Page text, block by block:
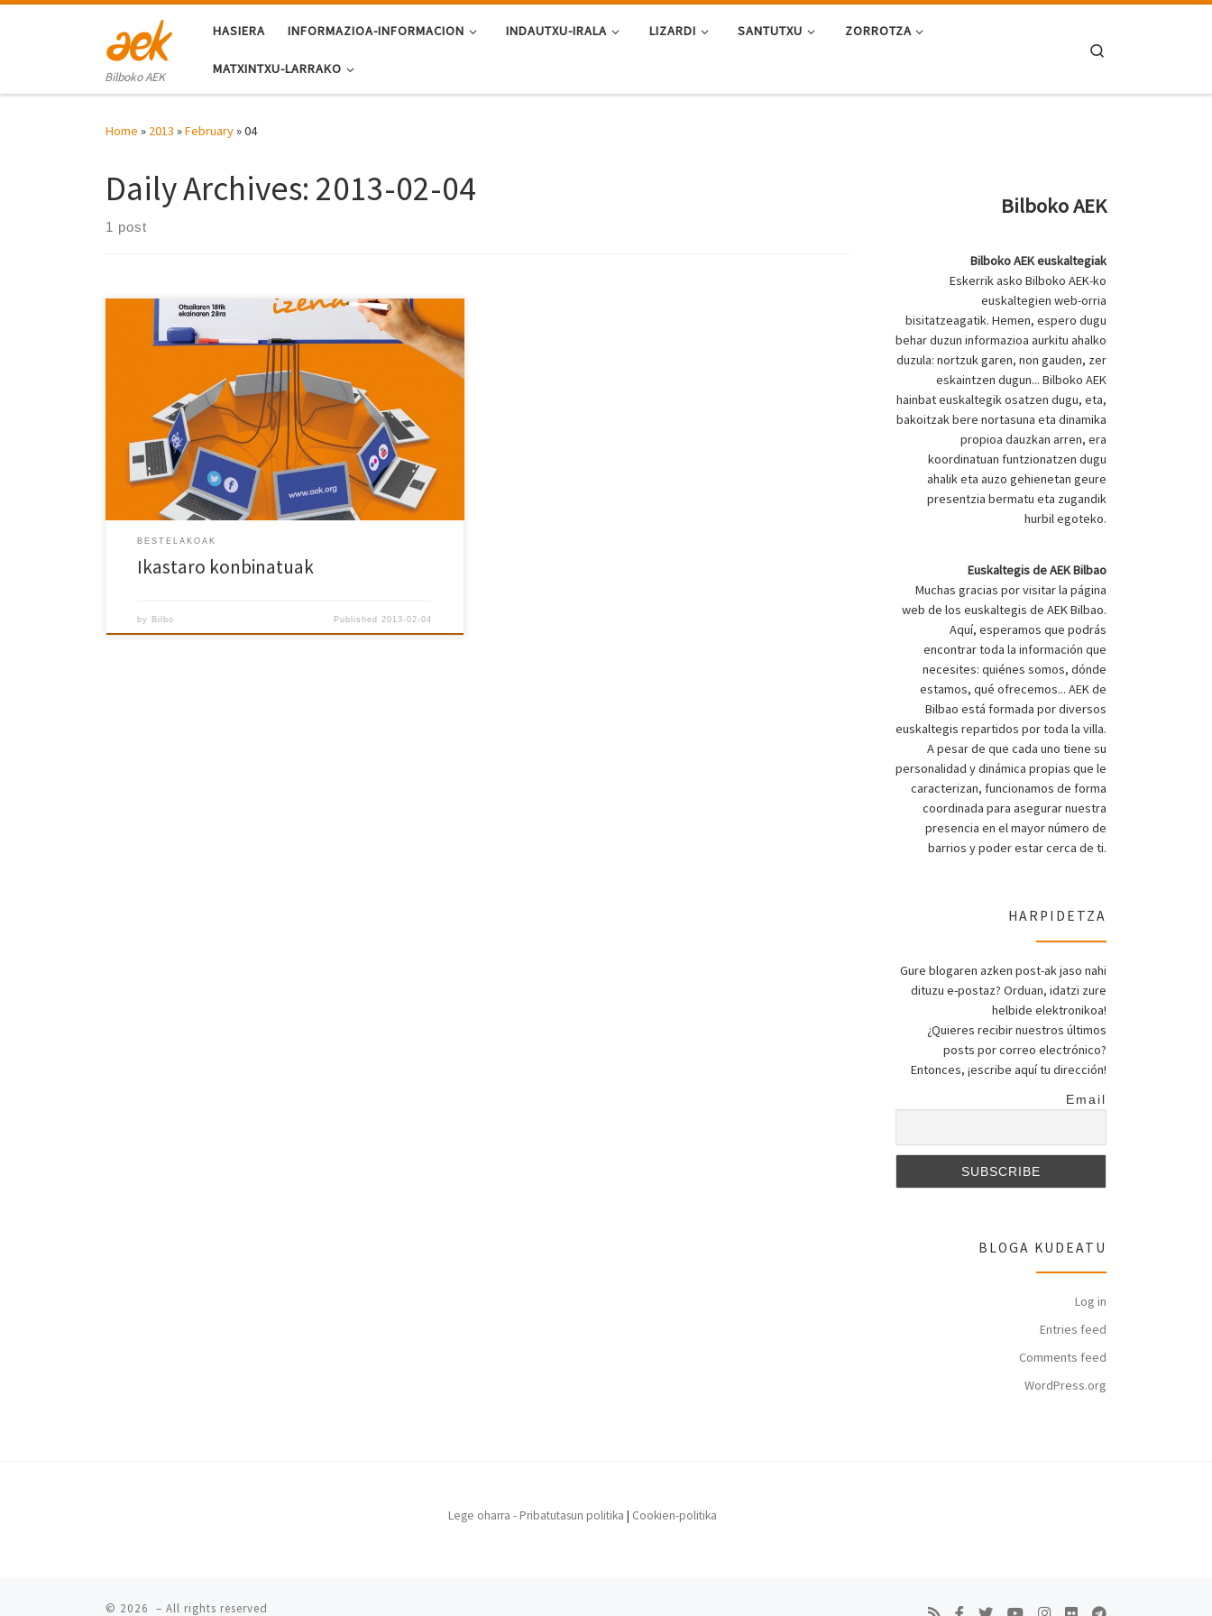
Bilboko AEK
HASIERA INFORMAZIOA-INFORMACION INDAUTXU-IRALA LIZARDI SANTUTXU ZORROTZA
MATXINTXU-LARRAKO
Home » 2013 »February»04
Daily Archives: 2013-02-04
1 post
BESTELAKOAK
Ikastaro konbinatuak
by Bilbo Published 2013-02-04
Bilboko AEK
Bilboko AEK euskaltegiak
Eskerrik asko Bilboko AEK-ko
euskaltegien web-orria
bisitatzeagatik. Hemen, espero dugu
behar duzun informazioa aurkitu ahalko
duzula: nortzuk garen, non gauden, zer
eskaintzen dugun... Bilboko AEK
hainbat euskaltegik osatzen dugu, eta,
bakoitzak bere nortasuna eta dinamika
propioa dauzkan arren, era
koordinatuan funtzionatzen dugu
ahalik eta auzo gehienetan geure
presentzia bermatu eta zugandik
hurbil egoteko.
Euskaltegis de AEK Bilbao
Muchas gracias por visitar la página
web de los euskaltegis de AEK Bilbao.
Aquí, esperamos que podrás
encontrar toda la información que
necesites: quiénes somos, dónde
estamos, qué ofrecemos... AEK de
Bilbao está formada por diversos
euskaltegis repartidos por toda la villa.
A pesar de que cada uno tiene su
personalidad y dinámica propias que le
caracterizan, funcionamos de forma
coordinada para asegurar nuestra
presencia en el mayor número de
barrios y poder estar cerca de ti.
HARPIDETZA
Gure blogaren azken post-ak jaso nahi
dituzu e-postaz? Orduan, idatzi zure
helbide elektronikoa!
¿Quieres recibir nuestros últimos
posts por correo electrónico?
Entonces, ¡escribe aquí tu dirección!
Email
BLOGA KUDEATU
Log in
Entries feed
Comments feed
WordPress.org
Lege oharra - Pribatutasun politika | Cookien-politika
© 2026 – All rights reserved